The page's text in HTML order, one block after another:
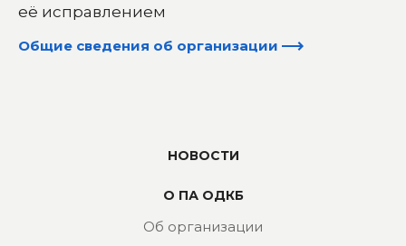
её исправлением
НОВОСТИ
О ПА ОДКБ
Об организации